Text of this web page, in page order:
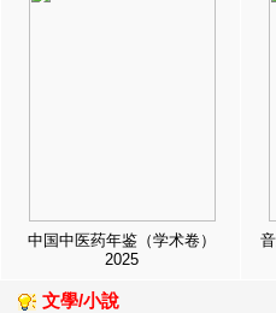
中国中医药年鉴（学术卷）
2025
文學/小說